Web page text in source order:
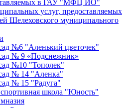
в ГАУ "МФЦ ИО"
услуг, предоставляемых
Шелеховского муниципального
№6 "Аленький цветочек"
№ 9 «Подснежник»
№10 "Тополек"
№ 14 "Аленка"
№ 15 "Радуга"
школа "Юность"